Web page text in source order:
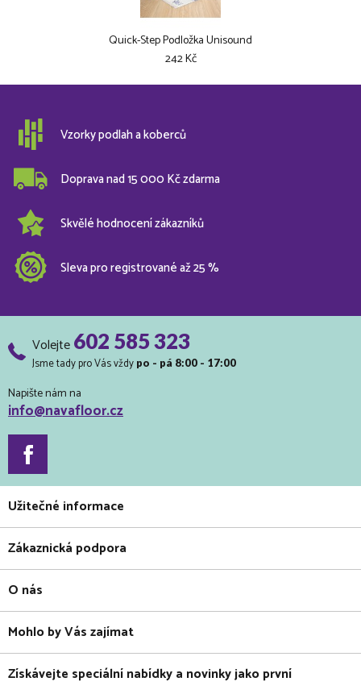
Quick-Step Podložka Unisound
242 Kč
Vzorky podlah a koberců
Doprava nad 15 000 Kč zdarma
Skvělé hodnocení zákazníků
Sleva pro registrované až 25 %
Volejte602 585 323
Jsme tady pro Vás vždy po - pá 8:00 - 17:00
Napište nám na
info@navafloor.cz
Užitečné informace
Zákaznická podpora
O nás
Mohlo by Vás zajímat
Získávejte speciální nabídky a novinky jako první